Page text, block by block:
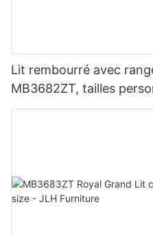
Lit rembourré avec
MB3682ZT, tailles
usine - JLH Furniture